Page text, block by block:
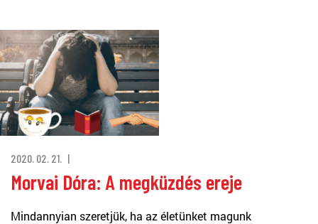
2020. 02. 21.
Morvai Dóra: A megküzdés ereje
Mindannyian szeretjük, ha az életünket magunk